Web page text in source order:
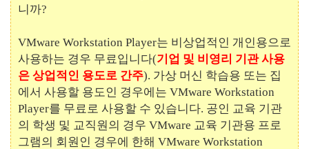
니까?
VMware Workstation Player는 비상업적인 개인용으로
사용하는 경우 무료입니다(기업 및 비영리 기관 사용
은 상업적인 용도로 간주). 가상 머신 학습용 또는 집
에서 사용할 용도인 경우에는 VMware Workstation
Player를 무료로 사용할 수 있습니다. 공인 교육 기관
의 학생 및 교직원의 경우 VMware 교육 기관용 프로
그램의 회원인 경우에 한해 VMware Workstation